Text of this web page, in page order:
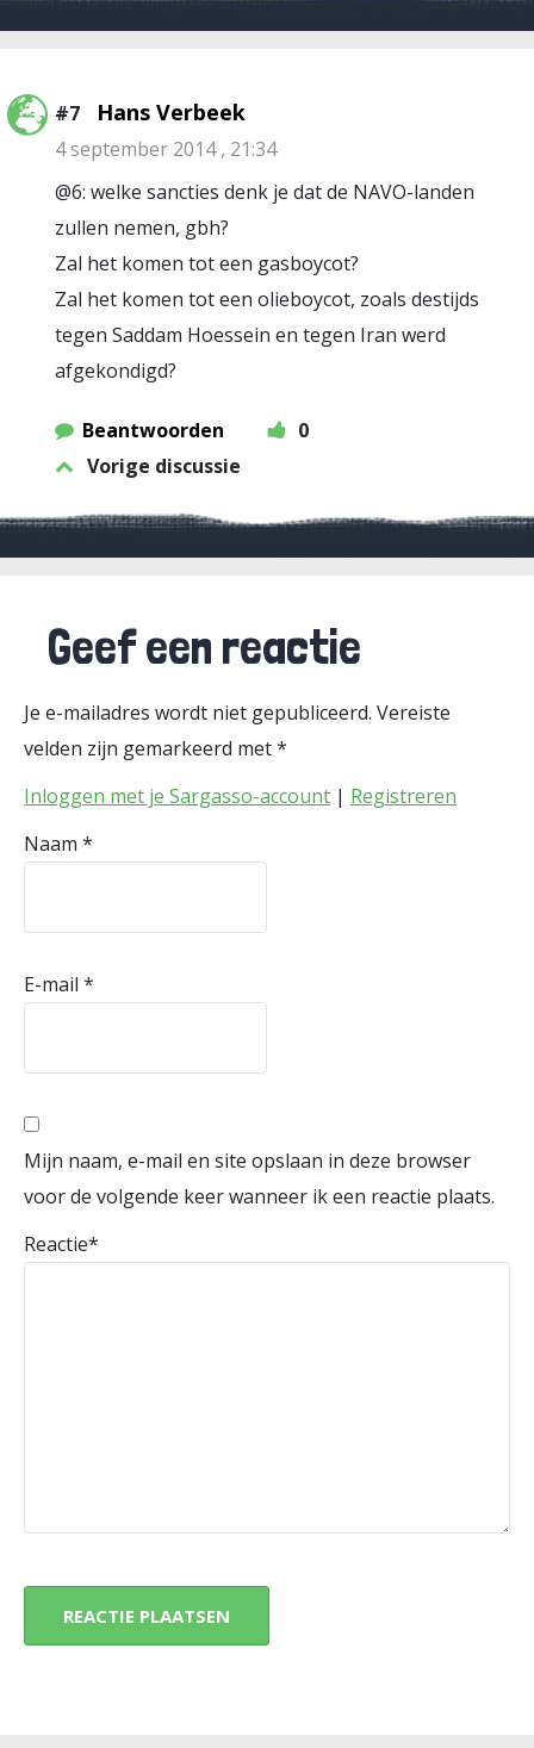
#7 Hans Verbeek
4 september 2014 , 21:34
@6: welke sancties denk je dat de NAVO-landen
zullen nemen, gbh?
Zal het komen tot een gasboycot?
Zal het komen tot een olieboycot, zoals destijds
tegen Saddam Hoessein en tegen Iran werd
afgekondigd?
Beantwoorden
0
Vorige discussie
Geef een reactie
Je e-mailadres wordt niet gepubliceerd. Vereiste
velden zijn gemarkeerd met*
Inloggen met je Sargasso-account | Registreren
Naam *
E-mail *
Mijn naam, e-mail en site opslaan in deze browser
voor de volgende keer wanneer ik een reactie plaats.
Reactie*